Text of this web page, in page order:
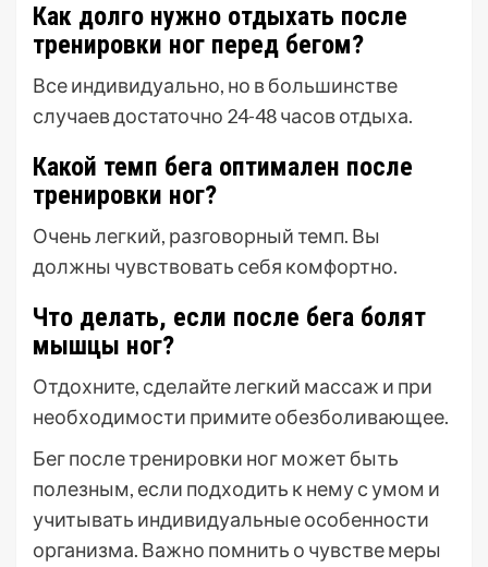
Как долго нужно отдыхать после
тренировки ног перед бегом?
Все индивидуально, но в большинстве
случаев достаточно 24-48 часов отдыха.
Какой темп бега оптимален после
тренировки ног?
Очень легкий, разговорный темп. Вы
должны чувствовать себя комфортно.
Что делать, если после бега болят
мышцы ног?
Отдохните, сделайте легкий массаж и при
необходимости примите обезболивающее.
Бег после тренировки ног может быть
полезным, если подходить к нему с умом и
учитывать индивидуальные особенности
организма. Важно помнить о чувстве меры